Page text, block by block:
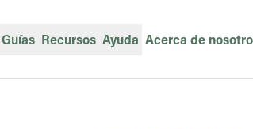
Guías Recursos Ayuda Acerca de